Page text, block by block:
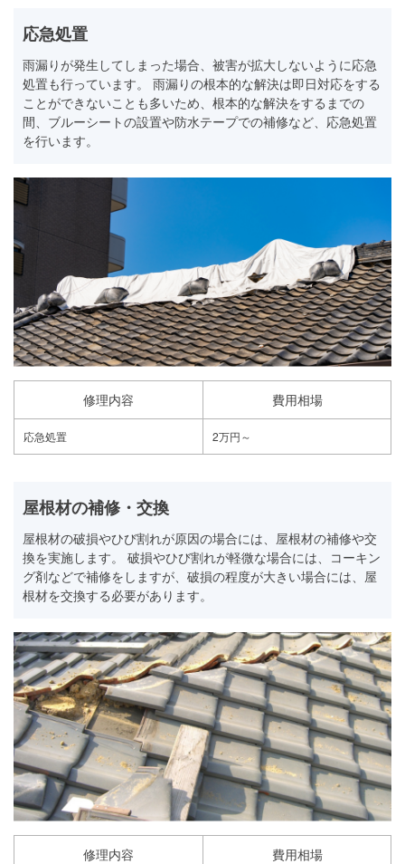
応急処置
雨漏りが発生してしまった場合、被害が拡大しないように応急
処置も行っています。 雨漏りの根本的な解決は即日対応をする
ことができないことも多いため、根本的な解決をするまでの
間、ブルーシートの設置や防水テープでの補修など、応急処置
を行います。
修理内容 費用相場
応急処置 2万円～
屋根材の補修・交換
屋根材の破損やひび割れが原因の場合には、屋根材の補修や交
換を実施します。 破損やひび割れが軽微な場合には、コーキン
グ剤などで補修をしますが、破損の程度が大きい場合には、屋
根材を交換する必要があります。
修理内容 費用相場